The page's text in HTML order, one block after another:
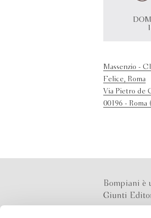
Massenzio -
Felice, Roma
Via Pietro de
00196 - Roma
Bompiani è
Giunti